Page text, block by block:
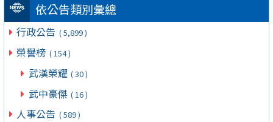
依公告類別彙總
行政公告 ( 5,899 )
榮譽榜 ( 154 )
武漢榮耀 ( 30 )
武中豪傑 ( 16 )
人事公告 ( 589 )